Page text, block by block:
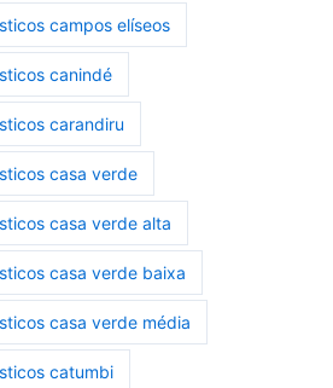
campos elíseos
canindé
carandiru
casa verde
casa verde alta
casa verde baixa
casa verde média
catumbi